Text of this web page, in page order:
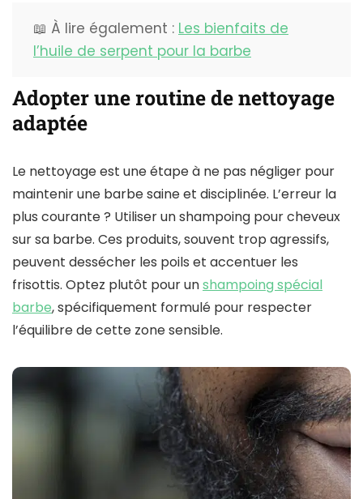
📖 À lire également : Les bienfaits de
l’huile de serpent pour la barbe
Adopter une routine de nettoyage
adaptée
Le nettoyage est une étape à ne pas négliger pour
maintenir une barbe saine et disciplinée. L’erreur la
plus courante ? Utiliser un shampoing pour cheveux
sur sa barbe. Ces produits, souvent trop agressifs,
peuvent dessécher les poils et accentuer les
frisottis. Optez plutôt pour unshampoing spécial
barbe, spécifiquement formulé pour respecter
l’équilibre de cette zone sensible.